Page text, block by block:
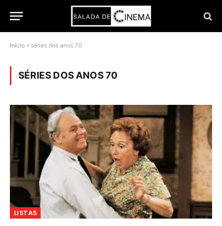
Início » séries dos anos 70
SÉRIES DOS ANOS 70
LISTAS